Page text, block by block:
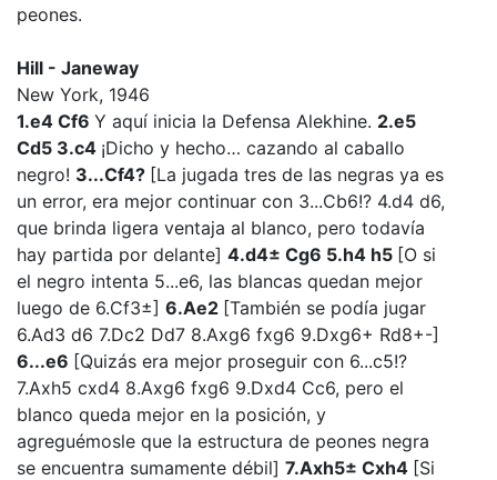
peones.
Hill - Janeway
New York, 1946
1.e4 Cf6 Y aquí inicia la Defensa Alekhine. 2.e5
Cd5 3.c4 ¡Dicho y hecho… cazando al caballo
negro! 3...Cf4? [La jugada tres de las negras ya es
un error, era mejor continuar con 3...Cb6!? 4.d4 d6,
que brinda ligera ventaja al blanco, pero todavía
hay partida por delante] 4.d4± Cg6 5.h4 h5 [O si
el negro intenta 5...e6, las blancas quedan mejor
luego de 6.Cf3±] 6.Ae2 [También se podía jugar
6.Ad3 d6 7.Dc2 Dd7 8.Axg6 fxg6 9.Dxg6+ Rd8+-]
6...e6 [Quizás era mejor proseguir con 6...c5!?
7.Axh5 cxd4 8.Axg6 fxg6 9.Dxd4 Cc6, pero el
blanco queda mejor en la posición, y
agreguémosle que la estructura de peones negra
se encuentra sumamente débil] 7.Axh5± Cxh4 [Si